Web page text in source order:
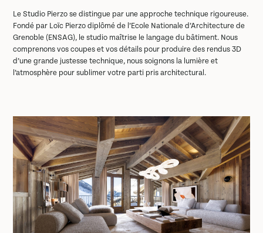
Le Studio Pierzo se distingue par une approche technique rigoureuse.
Fondé par Loïc Pierzo diplômé de l’Ecole Nationale d’Architecture de
Grenoble (ENSAG), le studio maîtrise le langage du bâtiment. Nous
comprenons vos coupes et vos détails pour produire des rendus 3D
d’une grande justesse technique, nous soignons la lumière et
l’atmosphère pour sublimer votre parti pris architectural.